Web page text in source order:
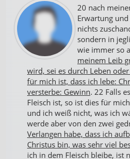
20 nach
Erwartung
nichts
sondern in
wie immer so
meinem Leib
wird, sei es durch Leben
für mich ist, dass ich lebe:
versterbe: Gewinn. 22 Falls
Fleisch ist, so ist dies für
und ich weiß nicht, was ich
werde aber von den zwei
Verlangen habe, dass ich
Christus bin, was sehr viel
ich in dem Fleisch bleibe, ist